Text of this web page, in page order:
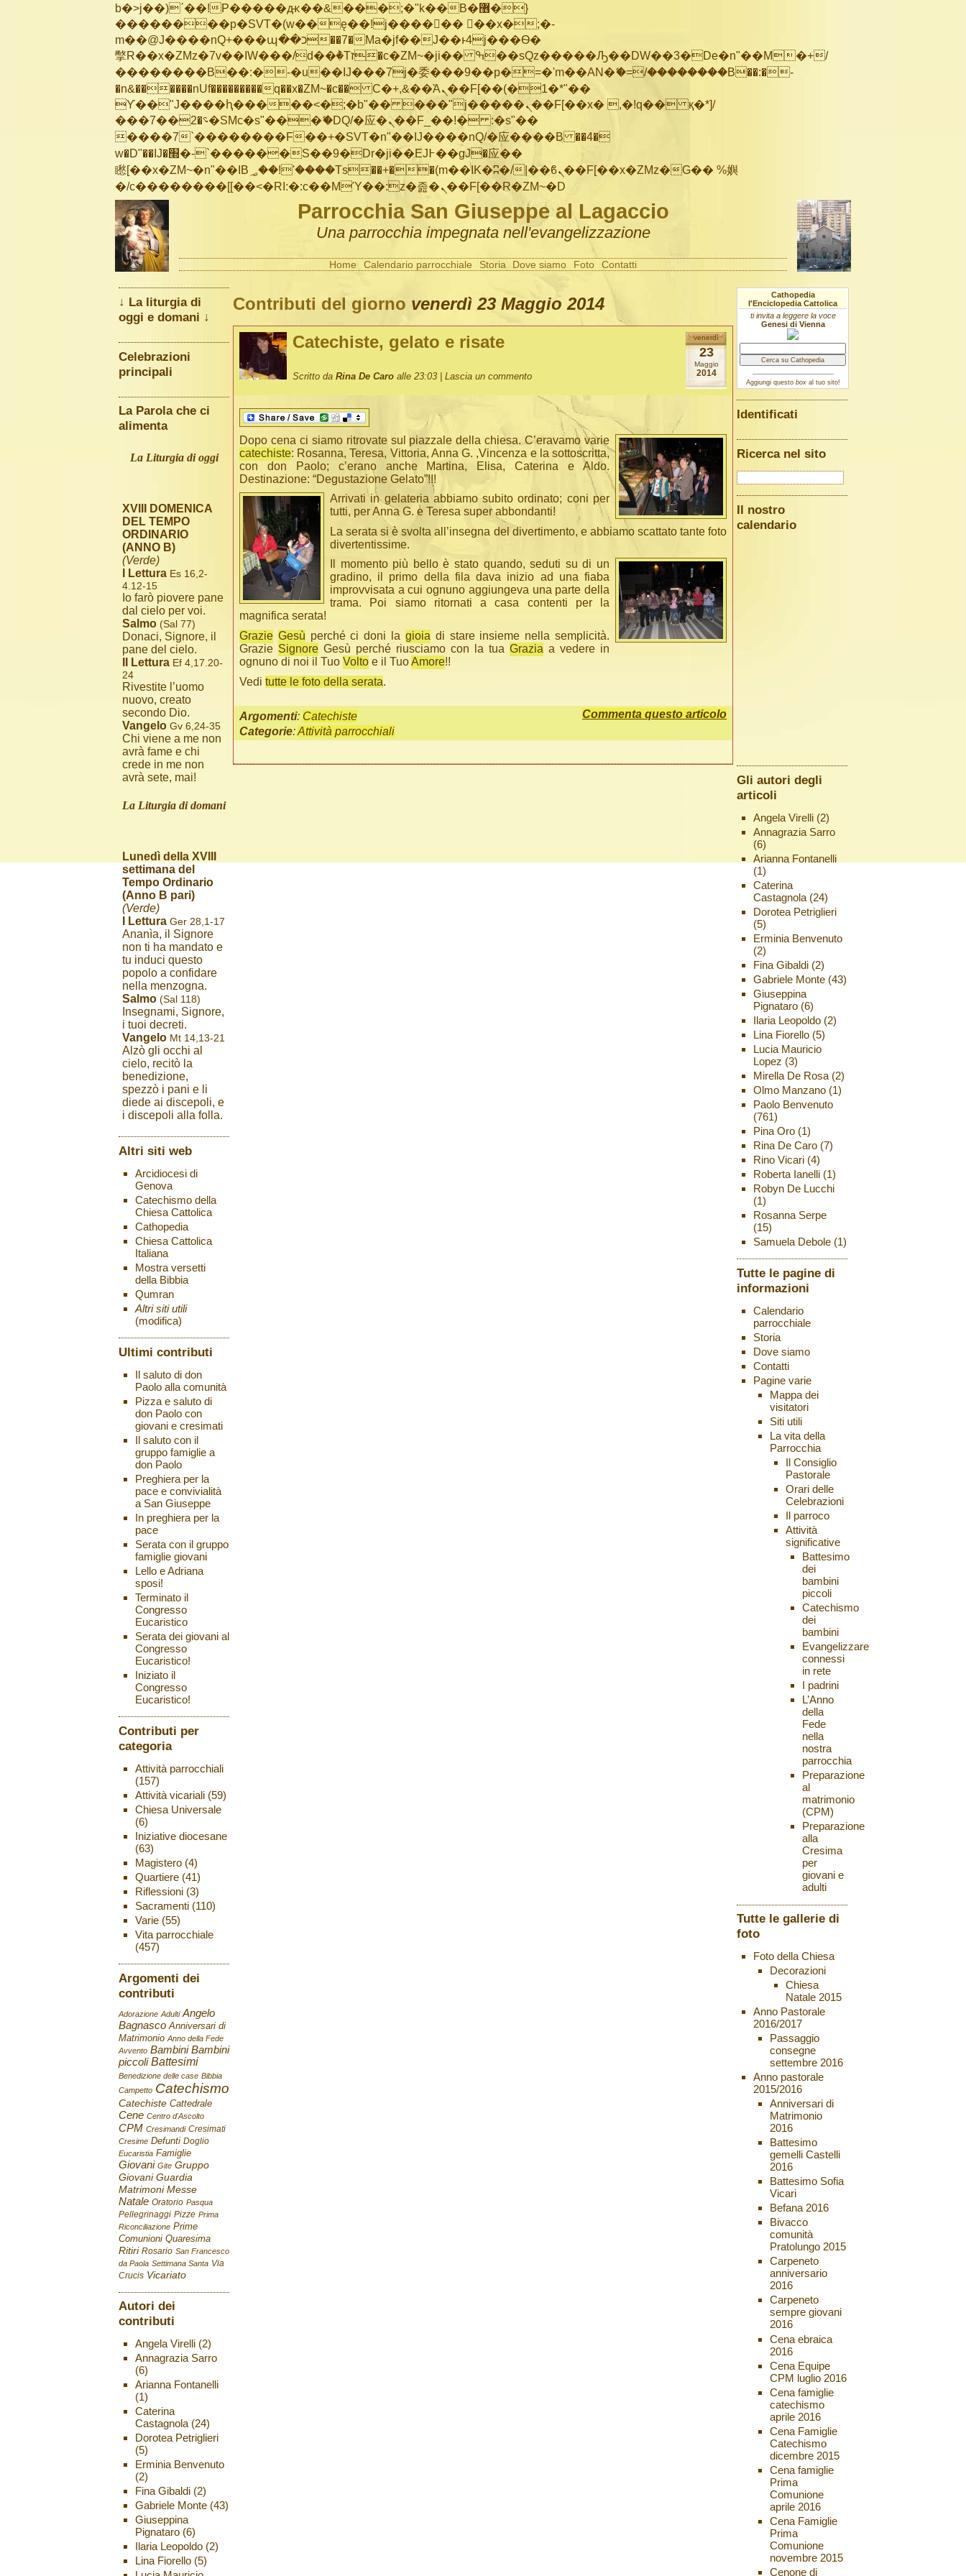
b�>j��)΄��!P�����ԫ��&���;�"k��B�޶�}
��������p�SVT�(w��ę��!j������ ��x�;�-
m��@J����nQ+���պ��כ��7�Ma�jf��J��ͱ4j���Ѳ�
撆R��x�ZMz�7v��IW���/d��ٞ�Тז�c�ZM~�ji�� ߒ��sQz�����Ԡ��DW��3�De�n"��M�+/
��������B��:�-�u��IJ���7j�委���9��p�=�'m��AN�ޭ�=/��������B��:�-
�n&������nUf���������q��x�ZM~�c�� Ϲ�+,&��Ὰܢ��F[��(�1�*"��
ϒ��"J����ԧ�����<�;�b"�� ���"j�����ܢ��F[��x� ,�!q�� қ�*]/
���؝�2��7�SMc�s"���ޭ�DQ/�应�ܢ��F_��!� :�s"��
����7`��������F��+�SVT�n"��IJ����nQ/�应����B ��4�
w�D"��IJ�׭�-`������S��9�Dr�ji��EJ߅��gJ�应��
矁[��x�ZM~�n"��IB؃��!'����Тѕ��+��(m��IK�ʭ�/|��ϐܢ��F[��x�ZMz�G�� %嬩
�/c��������[[��<�RI:�:c��MΎ��:z�졾�ܢ��F[��R�ZM~�D
Parrocchia San Giuseppe al Lagaccio
Una parrocchia impegnata nell'evangelizzazione
Home Calendario parrocchiale Storia Dove siamo Foto Contatti
Contributi del giorno venerdì 23 Maggio 2014
venerdì
23
Maggio
2014
Catechiste, gelato e risate
Scritto da Rina De Caro alle 23:03 | Lascia un commento
Dopo cena ci siamo ritrovate sul piazzale della chiesa. C’eravamo varie
catechiste: Rosanna, Teresa, Vittoria, Anna G. ,Vincenza e la sottoscritta,
con don Paolo; c’erano anche Martina, Elisa, Caterina e Aldo.
Destinazione: “Degustazione Gelato”!!!
Arrivati in gelateria abbiamo subito ordinato; coni per
tutti, per Anna G. e Teresa super abbondanti!
La serata si è svolta all’insegna del divertimento, e abbiamo scattato tante foto
divertentissime.
Il momento più bello è stato quando, seduti su di un
gradino, il primo della fila dava inizio ad una fiaba
improvvisata a cui ognuno aggiungeva una parte della
trama. Poi siamo ritornati a casa contenti per la
magnifica serata!
Grazie Gesù perché ci doni la gioia di stare insieme nella semplicità.
Grazie Signore Gesù perché riusciamo con la tua Grazia a vedere in
ognuno di noi il Tuo Volto e il TuoAmore!!
Vedi tutte le foto della serata.
Commenta questo articolo
Argomenti: Catechiste
Categorie:Attività parrocchiali
↓ La liturgia di
oggi e domani ↓
Celebrazioni
principali
La Parola che ci
alimenta
La Liturgia di oggi
XVIII DOMENICA
DEL TEMPO
ORDINARIO
(ANNO B)
(Verde)
I Lettura Es 16,2-
4.12-15
Io farò piovere pane
dal cielo per voi.
Salmo (Sal 77)
Donaci, Signore, il
pane del cielo.
II Lettura Ef 4,17.20-
24
Rivestite l’uomo
nuovo, creato
secondo Dio.
Vangelo Gv 6,24-35
Chi viene a me non
avrà fame e chi
crede in me non
avrà sete, mai!
La Liturgia di domani
Lunedì della XVIII
settimana del
Tempo Ordinario
(Anno B pari)
(Verde)
I Lettura Ger 28,1-17
Ananìa, il Signore
non ti ha mandato e
tu induci questo
popolo a confidare
nella menzogna.
Salmo (Sal 118)
Insegnami, Signore,
i tuoi decreti.
Vangelo Mt 14,13-21
Alzò gli occhi al
cielo, recitò la
benedizione,
spezzò i pani e li
diede ai discepoli, e
i discepoli alla folla.
Altri siti web
Arcidiocesi di
Genova
Catechismo della
Chiesa Cattolica
Cathopedia
Chiesa Cattolica
Italiana
Mostra versetti
della Bibbia
Qumran
Altri siti utili
(modifica)
Ultimi contributi
Il saluto di don
Paolo alla comunità
Pizza e saluto di
don Paolo con
giovani e cresimati
Il saluto con il
gruppo famiglie a
don Paolo
Preghiera per la
pace e convivialità
a San Giuseppe
In preghiera per la
pace
Serata con il gruppo
famiglie giovani
Lello e Adriana
sposi!
Terminato il
Congresso
Eucaristico
Serata dei giovani al
Congresso
Eucaristico!
Iniziato il
Congresso
Eucaristico!
Contributi per
categoria
Attività parrocchiali
(157)
Attività vicariali(59)
Chiesa Universale
(6)
Iniziative diocesane
(63)
Magistero(4)
Quartiere(41)
Riflessioni(3)
Sacramenti(110)
Varie(55)
Vita parrocchiale
(457)
Argomenti dei
contributi
Adorazione Adulti Angelo
Bagnasco Anniversari di
Matrimonio Anno della Fede
Avvento Bambini Bambini
piccoli Battesimi
Benedizione delle case Bibbia
Campetto Catechismo
Catechiste Cattedrale
Cene Centro d'Ascolto
CPM Cresimandi Cresimati
Cresime Defunti Doglio
Eucaristia Famiglie
Giovani Gite Gruppo
Giovani Guardia
Matrimoni Messe
Natale Oratorio Pasqua
Pellegrinaggi Pizze Prima
Riconciliazione Prime
Comunioni Quaresima
Ritiri Rosario San Francesco
da Paola Settimana Santa Via
Crucis Vicariato
Autori dei
contributi
Angela Virelli(2)
Annagrazia Sarro
(6)
Arianna Fontanelli
(1)
Caterina
Castagnola(24)
Dorotea Petriglieri
(5)
Erminia Benvenuto
(2)
Fina Gibaldi(2)
Gabriele Monte(43)
Giuseppina
Pignataro(6)
Ilaria Leopoldo(2)
Lina Fiorello(5)
Cathopedia
l'Enciclopedia Cattolica
ti invita a leggere la voce
Genesi di Vienna
Aggiungi questo boxal tuo sito!
Identificati
Ricerca nel sito
Il nostro
calendario
Gli autori degli
articoli
Angela Virelli(2)
Annagrazia Sarro
(6)
Arianna Fontanelli
(1)
Caterina
Castagnola(24)
Dorotea Petriglieri
(5)
Erminia Benvenuto
(2)
Fina Gibaldi(2)
Gabriele Monte(43)
Giuseppina
Pignataro(6)
Ilaria Leopoldo(2)
Lina Fiorello(5)
Lucia Mauricio
Lopez (3)
Mirella De Rosa(2)
Olmo Manzano(1)
Paolo Benvenuto
(761)
Pina Oro(1)
Rina De Caro(7)
Rino Vicari(4)
Roberta Ianelli(1)
Robyn De Lucchi
(1)
Rosanna Serpe
(15)
Samuela Debole(1)
Tutte le pagine di
informazioni
Calendario
parrocchiale
Storia
Dove siamo
Contatti
Pagine varie
Mappa dei
visitatori
Siti utili
La vita della
Parrocchia
Il Consiglio
Pastorale
Orari delle
Celebrazioni
Il parroco
Attività
significative
Battesimo
dei
bambini
piccoli
Catechismo
dei
bambini
Evangelizzare
connessi
in rete
I padrini
L’Anno
della
Fede
nella
nostra
parrocchia
Preparazione
al
matrimonio
(CPM)
Preparazione
alla
Cresima
per
giovani e
adulti
Tutte le gallerie di
foto
Foto della Chiesa
Decorazioni
Chiesa
Natale 2015
Anno Pastorale
2016/2017
Passaggio
consegne
settembre 2016
Anno pastorale
2015/2016
Anniversari di
Matrimonio
2016
Battesimo
gemelli Castelli
2016
Battesimo Sofia
Vicari
Befana 2016
Bivacco
comunità
Pratolungo 2015
Carpeneto
anniversario
2016
Carpeneto
sempre giovani
2016
Cena ebraica
2016
Cena Equipe
CPM luglio 2016
Cena famiglie
catechismo
aprile 2016
Cena Famiglie
Catechismo
dicembre 2015
Cena famiglie
Prima
Comunione
aprile 2016
Cena Famiglie
Prima
Comunione
novembre 2015
Cenone di